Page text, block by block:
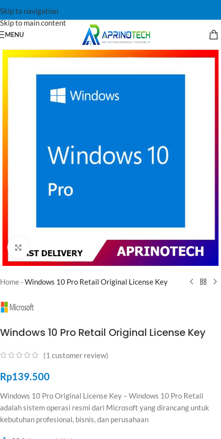
Skip to navigation
Skip to main content
MENU
Home-Windows 10 Pro Retail Original License Key
Windows 10 Pro Retail Original License Key
(1 customer review)
Rp139.500
Windows 10 Pro Original License Key – Windows 10 Pro Retail
adalah sistem operasi resmi dari Microsoft yang dirancang untuk
kebutuhan profesional, bisnis, dan perusahaan